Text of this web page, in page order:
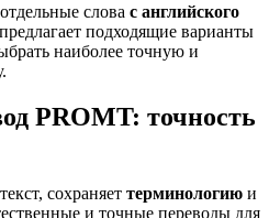
слова с английского
предлагает подходящие варианты
наиболее точную и
PROMT: точность
сохраняет терминологию и
и точные переводы для